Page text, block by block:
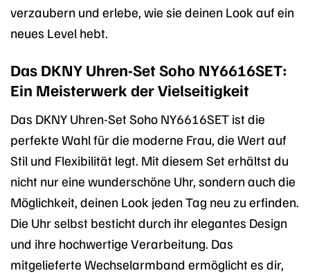
verzaubern und erlebe, wie sie deinen Look auf ein
neues Level hebt.
Das DKNY Uhren-Set Soho NY6616SET:
Ein Meisterwerk der Vielseitigkeit
Das DKNY Uhren-Set Soho NY6616SET ist die
perfekte Wahl für die moderne Frau, die Wert auf
Stil und Flexibilität legt. Mit diesem Set erhältst du
nicht nur eine wunderschöne Uhr, sondern auch die
Möglichkeit, deinen Look jeden Tag neu zu erfinden.
Die Uhr selbst besticht durch ihr elegantes Design
und ihre hochwertige Verarbeitung. Das
mitgelieferte Wechselarmband ermöglicht es dir,